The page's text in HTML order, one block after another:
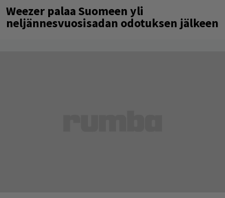
Weezer palaa Suomeen yli
neljännesvuosisadan odotuksen jälkeen